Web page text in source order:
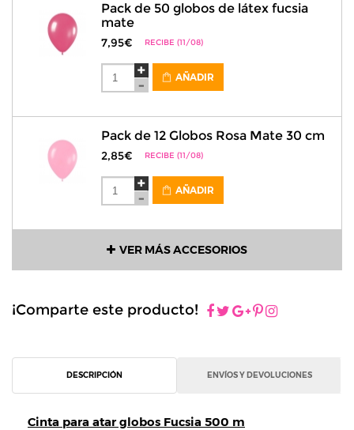
Pack de 50 globos de látex fucsia
mate
7,95€ RECIBE (11/08)
AÑADIR
Pack de 12 Globos Rosa Mate 30 cm
2,85€ RECIBE (11/08)
AÑADIR
VER MÁS ACCESORIOS
¡Comparte este producto!
DESCRIPCIÓN ENVÍOS Y DEVOLUCIONES
Cinta para atar globos Fucsia 500 m